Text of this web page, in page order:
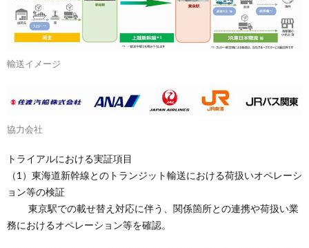
輸送イメージ
協力会社
トライアルにおける実証項目
（1）東海道新幹線とのトランジット輸送における荷扱いオペレーシ
ョン等の検証
東京駅での載せ替え対応に伴う、関係箇所との連携や荷扱い業
務におけるオペレーション等を確認。